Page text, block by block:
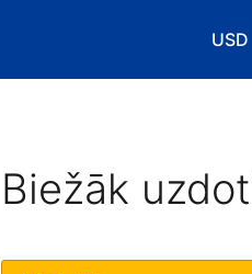
USD
Biežāk